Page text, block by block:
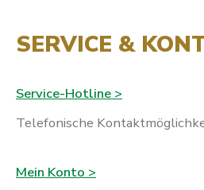
SERVICE &
Service-Hotline >
Telefonische
Mein Konto >